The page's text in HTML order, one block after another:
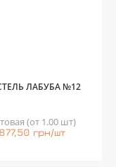
ЛАБУБА №12
(от 1.00 шт)
877,50 грн/шт